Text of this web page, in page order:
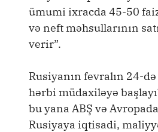
ümumi ixracda 45-50
və neft məhsullarının
verir”.
Rusiyanın fevralın 24-
hərbi müdaxiləyə
bu yana ABŞ və
Rusiyaya iqtisadi,